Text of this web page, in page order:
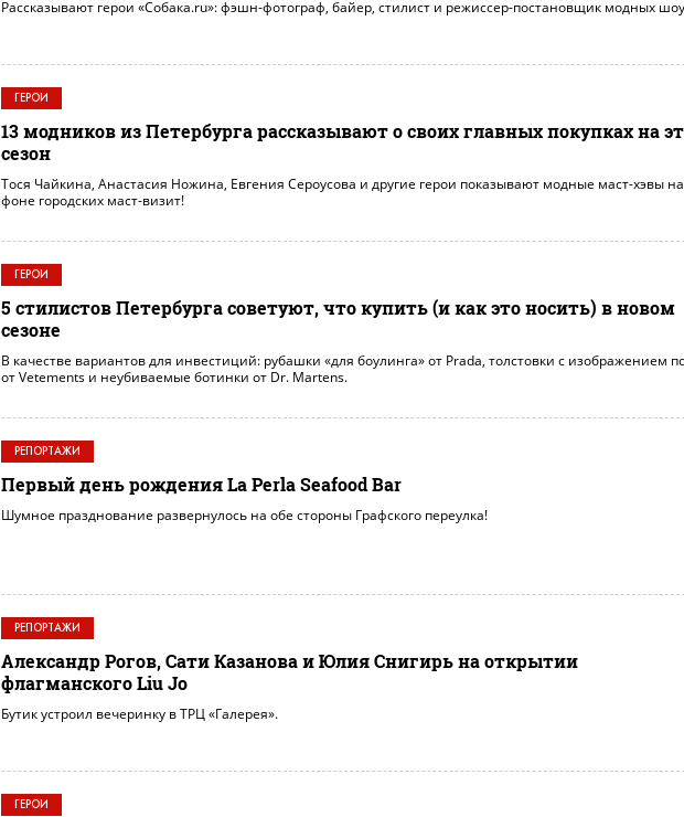
Рассказывают герои «Собака.ru»: фэшн-фотограф, байер, стилист и режиссер-постановщик модных
ГЕРОИ
13 модников из Петербурга рассказывают о своих главных покупках на
сезон
Тося Чайкина, Анастасия Ножина, Евгения Сероусова и другие герои показывают модные маст-хэвы на
фоне городских маст-визит!
ГЕРОИ
5 стилистов Петербурга советуют, что купить (и как это носить) в новом
сезоне
В качестве вариантов для инвестиций: рубашки «для боулинга» от Prada, толстовки с изображением
от Vetements и неубиваемые ботинки от Dr. Martens.
РЕПОРТАЖИ
Первый день рождения La Perla Seafood Bar
Шумное празднование развернулось на обе стороны Графского переулка!
РЕПОРТАЖИ
Александр Рогов, Сати Казанова и Юлия Снигирь на открытии
флагманского Liu Jo
Бутик устроил вечеринку в ТРЦ «Галерея».
ГЕРОИ